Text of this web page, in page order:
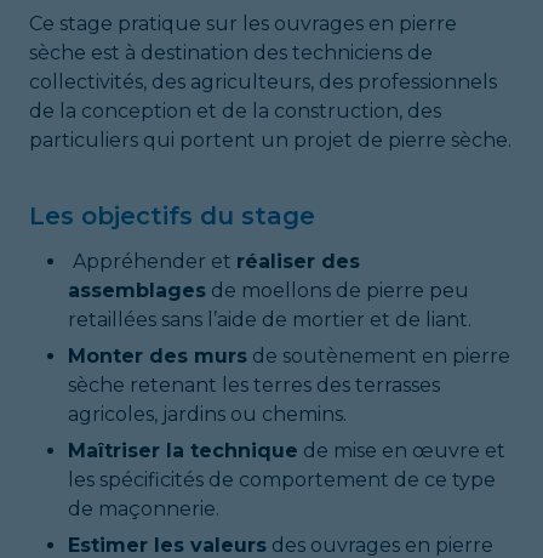
Ce stage pratique sur les ouvrages en pierre
sèche est à destination des techniciens de
collectivités, des agriculteurs, des professionnels
de la conception et de la construction, des
particuliers qui portent un projet de pierre sèche.
Les objectifs du stage
Appréhender et réaliser des
assemblages de moellons de pierre peu
retaillées sans l’aide de mortier et de liant.
Monter des murs de soutènement en pierre
sèche retenant les terres des terrasses
agricoles, jardins ou chemins.
Maîtriser la technique de mise en œuvre et
les spécificités de comportement de ce type
de maçonnerie.
Estimer les valeurs des ouvrages en pierre